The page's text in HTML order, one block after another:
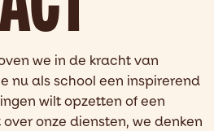
we in de kracht van
nu als school een inspirerend
wilt opzetten of een
onze diensten, we denken